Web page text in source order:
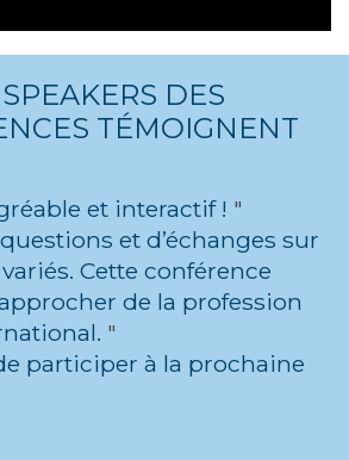
DES
TÉMOIGNENT
et interactif !
et d’échanges sur
Cette conférence
de la profession
participer à la prochaine